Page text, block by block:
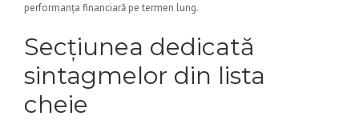
performanța financiară pe termen lung.
Secțiunea dedicată
sintagmelor din lista
cheie